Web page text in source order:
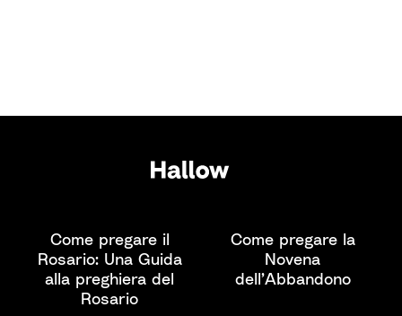
Come pregare il
Rosario: Una Guida
alla preghiera del
Rosario
Come pregare la
Novena
dell’Abbandono